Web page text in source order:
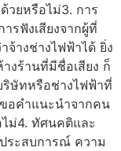
วยหรือไม่3. การ
รฟังเสียงจากผู้ที่
จ้างช่างไฟฟ้าได้ ยิ่ง
งร้านที่มีชื่อเสียง ก็
ริษัทหรือช่างไฟฟ้าที่
อคำแนะนำจากคน
ม่4. ทัศนคติและ
ระสบการณ์ ความ